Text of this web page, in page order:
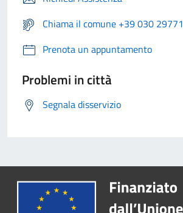
Chiama il comune +39 030 29771
Prenota un appuntamento
Problemi in città
Segnala disservizio